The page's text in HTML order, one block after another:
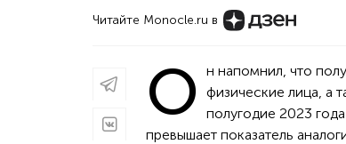
Читайте Monocle.ru в
О
н напомнил, что
физические лица, а
полугодие 2023
превышает показатель